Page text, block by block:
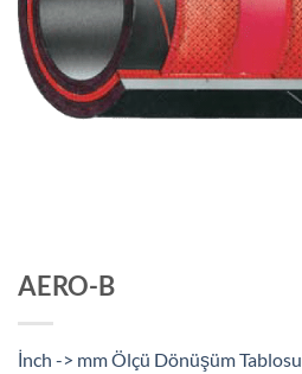
AERO-B
İnch -> mm Ölçü Dönüşüm Tablosu